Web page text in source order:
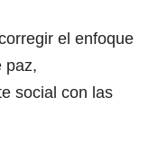
el enfoque
paz,
social con las